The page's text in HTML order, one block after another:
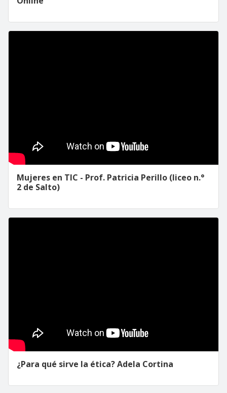
Mujeres en TIC - Prof. Patricia Perillo (liceo n.°
2 de Salto)
¿Para qué sirve la ética? Adela Cortina